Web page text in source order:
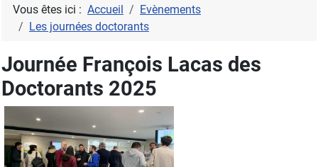
Vous êtes ici : Accueil
Evènements
Les journées doctorants
Journée François Lacas des
Doctorants 2025